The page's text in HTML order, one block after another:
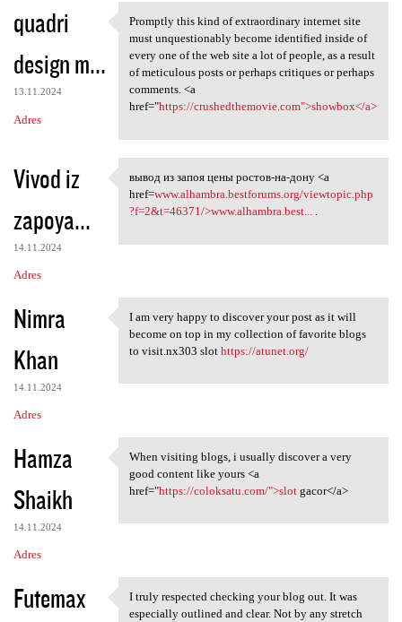
quadri
design m...
13.11.2024
Adres
Promptly this kind of
Promptly this kind of extraordinary internet site
must unquestionably become identified inside of
every one of the web site a lot of people, as a result
of meticulous posts or perhaps critiques or perhaps
comments. <a
href="https://crushedthemovie.com">showbox</a>
Vivod iz
zapoya...
14.11.2024
Adres
вывод из запоя цены ростов-на
вывод из запоя цены ростов-на-дону <a
href=www.alhambra.bestforums.org/viewtopic.php
?f=2&t=46371/>www.alhambra.best...
Nimra
Khan
14.11.2024
Adres
I am very happy to discover
I am very happy to discover your post as it will
become on top in my collection of favorite blogs
to visit.nx303 slot https://atunet.org/
Hamza
Shaikh
14.11.2024
Adres
When visiting blogs, i
When visiting blogs, i usually discover a very
good content like yours <a
href="https://coloksatu.com/">slotgacor</a>
Futemax
I truly respected checking
I truly respected checking your blog out. It was
especially outlined and clear. Not by any stretch